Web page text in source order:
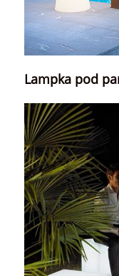
Lampka pod